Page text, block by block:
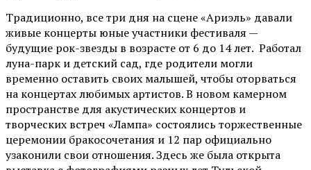
Традиционно, все три дня на сцене«Ариэль» давали
живые концерты юные участники фестиваля —
будущие рок-звезды в возрасте от 6 до 14 лет. Работал
луна-парк и детский сад, где родители могли
временно оставить своих малышей, чтобы оторваться
на концертах любимых артистов. В новом камерном
пространстве для акустических концертов и
творческих встреч «Лампа» состоялись торжественные
церемонии бракосочетания и 12 пар официально
узаконили свои отношения. Здесь же была открыта